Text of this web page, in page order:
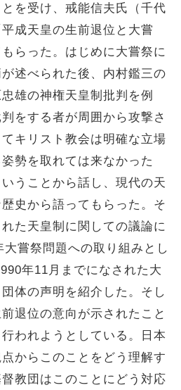
を受け、戒能信夫氏（千代
成天皇の生前退位と大嘗
らった。はじめに大嘗祭に
述べられた後、内村鑑三の
雄の神権天皇制批判を例
をする者が周囲から攻撃さ
キリスト教会は明確な立場
勢を取れては来なかった
うことから話し、現代の天
史から語ってもらった。そ
た天皇制に関しての議論に
嘗祭問題への取り組みとし
年11月までになされた大
体の声明を紹介した。そし
退位の意向が示されたこと
われようとしている。日本
からこのことをどう理解す
教団はこのことにどう対応